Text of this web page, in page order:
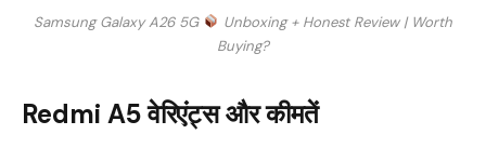
Samsung Galaxy A26 5G
Unboxing + Honest Review | Worth
Buying?
Redmi A5 वेरिएंट्स और कीमतें